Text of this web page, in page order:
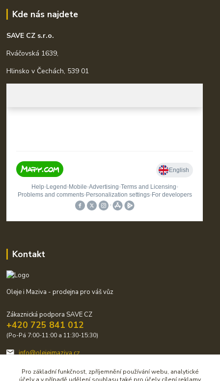
Kde nás najdete
SAVE CZ s.r.o.
Rváčovská 1639,
Hlinsko v Čechách, 539 01
Kontakt
Oleje i Maziva - prodejna pro váš vůz
Zákaznická podpora SAVE CZ
+420 725 841 012
(Po-Pá 7:00-11:00 a 11:30-15:30)
info@olejeimaziva.cz
Pro základní funkčnost, zpříjemnění používání webu, analytické